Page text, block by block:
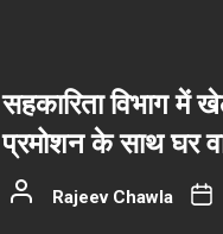
सहकारिता विभाग में
प्रमोशन के साथ घर
Rajeev Chawla